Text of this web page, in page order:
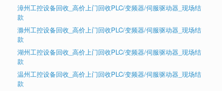
漳州工控设备回收_高价上门回收PLC/变频器/伺服驱动器_现场结
款
滁州工控设备回收_高价上门回收PLC/变频器/伺服驱动器_现场结
款
湖州工控设备回收_高价上门回收PLC/变频器/伺服驱动器_现场结
款
温州工控设备回收_高价上门回收PLC/变频器/伺服驱动器_现场结
款